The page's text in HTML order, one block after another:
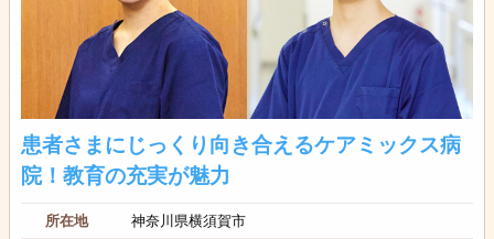
患者さまにじっくり向き合えるケアミックス病
院！教育の充実が魅力
所在地 神奈川県横須賀市